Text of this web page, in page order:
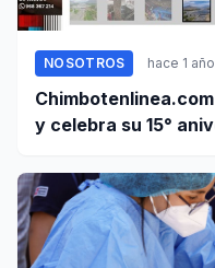
NOSOTROS hace 1 año
y celebra su 15°